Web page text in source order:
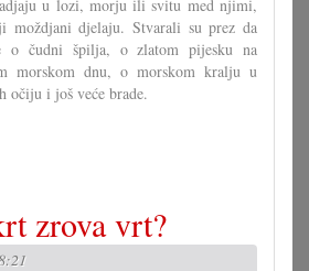
u lozi, morju ili svitu med njimi,
moždjani djelaju. Stvarali su prez da
o čudni špilja, o zlatom pijesku na
morskom dnu, o morskom kralju u
očiju i još veće brade.
zrova vrt?